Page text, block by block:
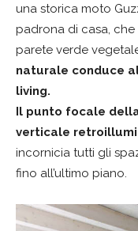
una storica moto
padrona di casa,
parete verde
naturale conduce
living.
Il punto focale
verticale
incornicia tutti gli
fino all’ultimo piano.